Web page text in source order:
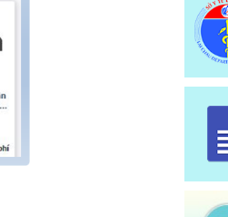
Trạm Y tế xã Sì Lở Lầu
Trạm Y tế xã Hồng Thu
Trạm Y tế xã Phong Thổ
Trạm Y tế xã Nậm Hàng
Trạm Y tế xã Bum Nưa